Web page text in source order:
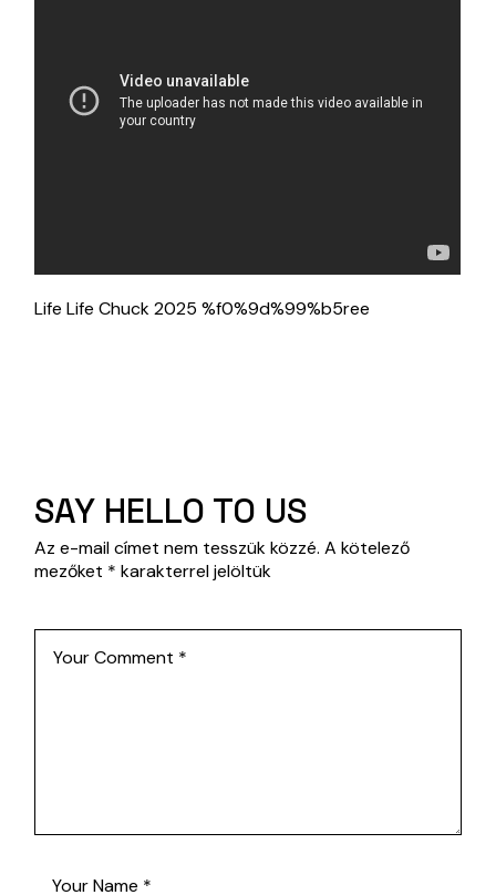
Life Life Chuck 2025 %f0%9d%99%b5ree
SAY HELLO TO US
Az e-mail címet nem tesszük közzé. A kötelező
mezőket * karakterrel jelöltük